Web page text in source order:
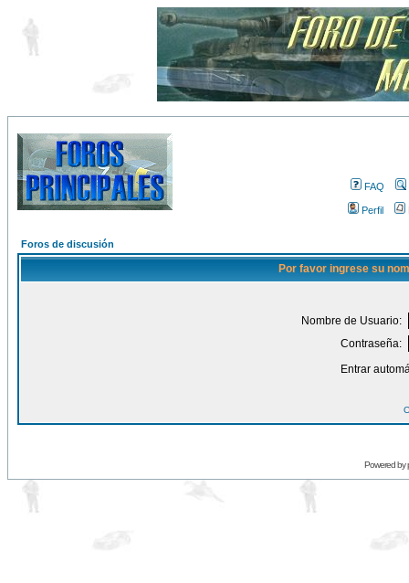
FAQ
Perfil
Foros de discusión
Por favor ingrese su
Nombre de Usuario:
Contraseña:
Entrar
Powered by